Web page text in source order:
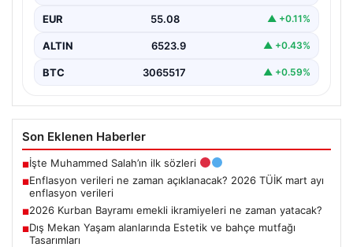
EUR 55.08 ▲ +0.11%
ALTIN 6523.9 ▲ +0.43%
BTC 3065517 ▲ +0.59%
Son Eklenen Haberler
■İşte Muhammed Salah’ın ilk sözleri
■Enflasyon verileri ne zaman açıklanacak? 2026 TÜİK mart ayı
enflasyon verileri
■2026 Kurban Bayramı emekli ikramiyeleri ne zaman yatacak?
■Dış Mekan Yaşam alanlarında Estetik ve bahçe mutfağı
Tasarımları